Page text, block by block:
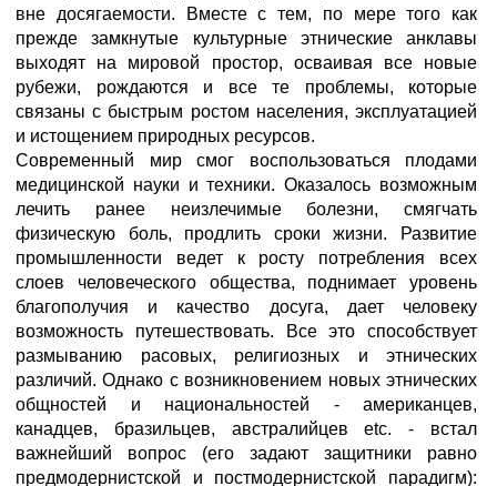
вне досягаемости. Вместе с тем, по мере того как
прежде замкнутые культурные этнические анклавы
выходят на мировой простор, осваивая все новые
рубежи, рождаются и все те проблемы, которые
связаны с быстрым ростом населения, эксплуатацией
и истощением природных ресурсов.
Современный мир смог воспользоваться плодами
медицинской науки и техники. Оказалось возможным
лечить ранее неизлечимые болезни, смягчать
физическую боль, продлить сроки жизни. Развитие
промышленности ведет к росту потребления всех
слоев человеческого общества, поднимает уровень
благополучия и качество досуга, дает человеку
возможность путешествовать. Все это способствует
размыванию расовых, религиозных и этнических
различий. Однако с возникновением новых этнических
общностей и национальностей - американцев,
канадцев, бразильцев, австралийцев etc. - встал
важнейший вопрос (его задают защитники равно
предмодернистской и постмодернистской парадигм):